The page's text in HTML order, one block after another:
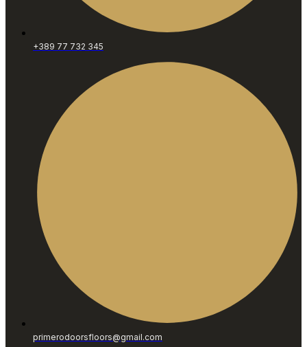
+389 77 732 345
primerodoorsfloors@gmail.com